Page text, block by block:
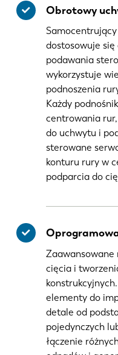
Obrotowy
dostosowuje
podawania
wykorzystuje
podnoszenia
Każdy
centrowania
do uchwytu i
sterowane
konturu rury w
podparcia do
Zaawansowane
cięcia i
elementy do
detale od
pojedynczych
łączenie